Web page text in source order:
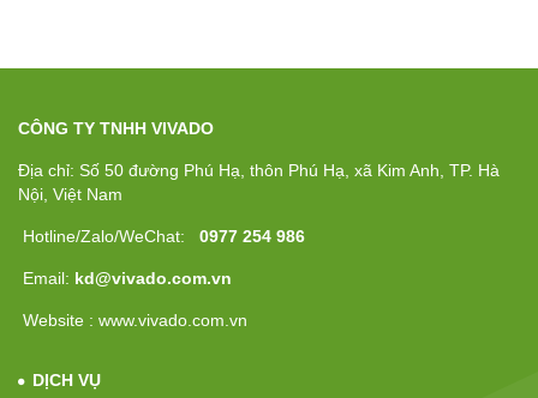
CÔNG TY TNHH VIVADO
Địa chỉ: Số 50 đường Phú Hạ, thôn Phú Hạ, xã Kim Anh, TP. Hà
Nội, Việt Nam
Hotline/Zalo/WeChat: 0977 254 986
Email: kd@vivado.com.vn
Website : www.vivado.com.vn
DỊCH VỤ